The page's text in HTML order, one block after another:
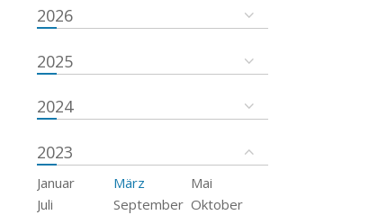
2026
2025
2024
2023
Januar März
Mai
Juli
September Oktober